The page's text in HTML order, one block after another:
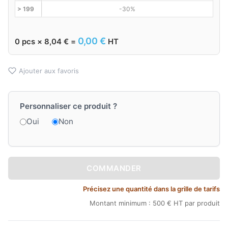
> 199 -30%
0 pcs × 8,04 € = 0,00 € HT
Ajouter aux favoris
Personnaliser ce produit ?
Oui
Non
COMMANDER
Précisez une quantité dans la grille de tarifs
Montant minimum : 500 € HT par produit